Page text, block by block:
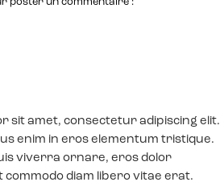
sit amet, consectetur adipiscing elit.
enim in eros elementum tristique.
viverra ornare, eros dolor
commodo diam libero vitae erat.